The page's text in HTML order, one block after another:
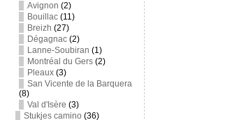
Avignon (2)
Bouillac(11)
Breizh (27)
Dégagnac(2)
Lanne-Soubiran (1)
Montréal du Gers(2)
Pleaux(3)
San Vicente de la Barquera
(8)
Val d'Isère (3)
Stukjes camino (36)